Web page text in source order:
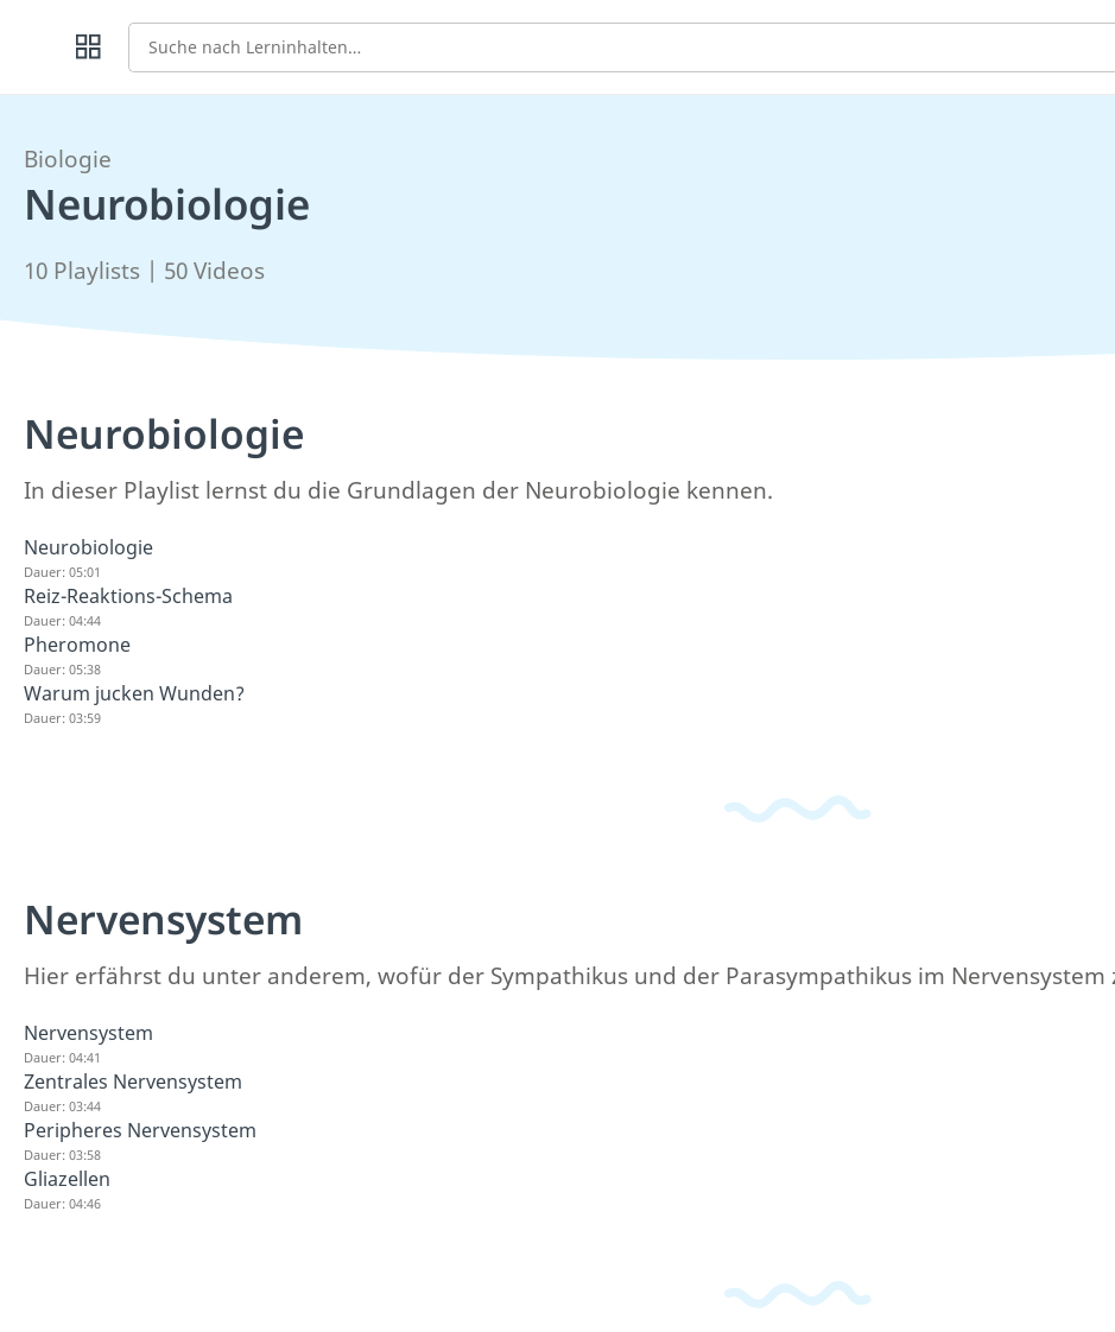
Suche
Biologie
Neurobiologie
10 Playlists | 50 Videos
Neurobiologie
In dieser Playlist lernst du die Grundlagen der Neurobiologie kennen.
Neurobiologie
Dauer: 05:01
Reiz-Reaktions-Schema
Dauer: 04:44
Pheromone
Dauer: 05:38
Warum jucken Wunden?
Dauer: 03:59
Nervensystem
Hier erfährst du unter anderem, wofür der Sympathikus und der Parasympathikus im Nervensystem
Nervensystem
Dauer: 04:41
Zentrales Nervensystem
Dauer: 03:44
Peripheres Nervensystem
Dauer: 03:58
Gliazellen
Dauer: 04:46